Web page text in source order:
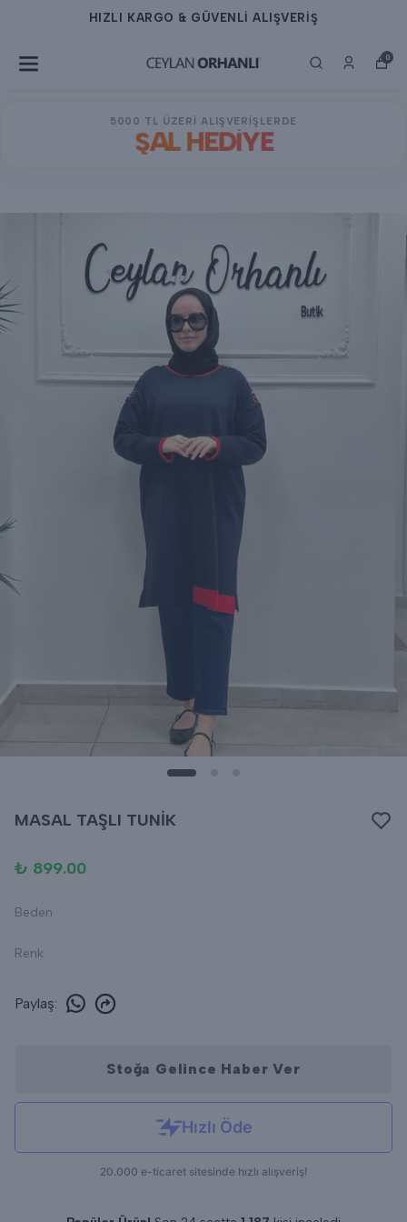
HIZLI KARGO & GÜVENLİ ALIŞVERİŞ
0
5000 TL ÜZERİ ALIŞVERİŞLERDE
ŞAL HEDİYE
MASAL TAŞLI TUNİK
₺ 899.00
Beden
Renk
Paylaş:
Stoğa Gelince Haber Ver